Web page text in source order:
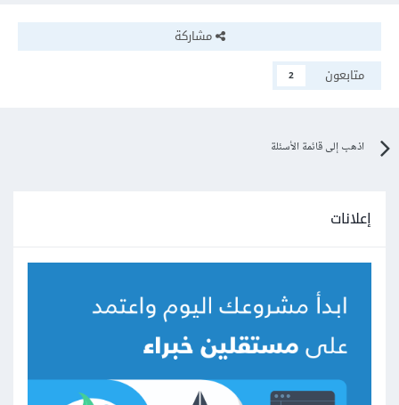
مشاركة
متابعون
2
اذهب إلى قائمة الأسئلة
إعلانات